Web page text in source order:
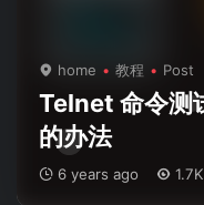
home 教程 Post
Telnet 命令测
的办法
6 years ago 1.7K